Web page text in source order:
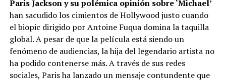
un millonario cargamento de cocaína lo empujan de
nuevo al ojo del huracán. Alguien lo quiere muerto o
entre rejas, y la tregua ha terminado.
El rugido de ‘La Rubia’ y un reparto en
estado de gracia
Paris Jackson y su polémica opinión sobre ‘Michael’
han sacudido los cimientos de Hollywood justo cuando
el biopic dirigido por Antoine Fuqua domina la taquilla
global. A pesar de que la película está siendo un
fenómeno de audiencias, la hija del legendario artista no
ha podido contenerse más. A través de sus redes
sociales, Paris ha lanzado un mensaje contundente que